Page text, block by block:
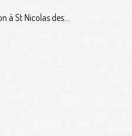
à St Nicolas des...